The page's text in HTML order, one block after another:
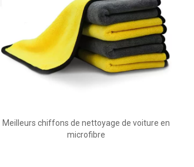
Meilleurs chiffons de nettoyage de voiture en
microfibre